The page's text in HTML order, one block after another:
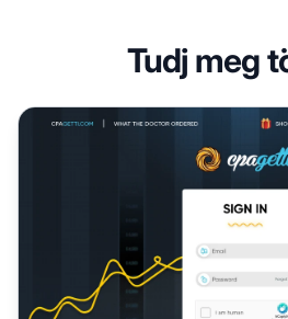
Tudj meg
CPAgetti Partnerprogram